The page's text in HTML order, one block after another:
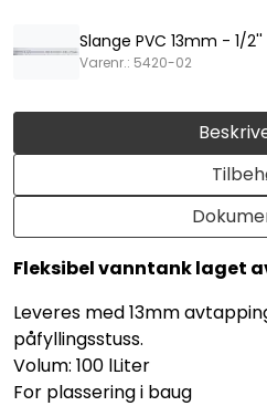
Fleksibel vanntank laget
Leveres med 13mm
påfyllingsstuss.
Volum: 100 lLiter
For plassering i baug
Slange PVC 13mm - 1/2''
Varenr.: 5420-02